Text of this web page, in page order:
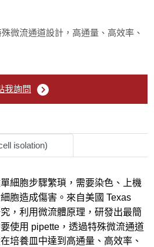
微流通道設計，高通量、高效率、
我詢問
isolation)
細胞步驟繁瑣，需要染色、上機
胞造成傷害。 來自美國 Texas
，利用微流體原理，研發出最簡
使用 pipette，透過特殊微流通道
培養皿中達到高通量、高效率、